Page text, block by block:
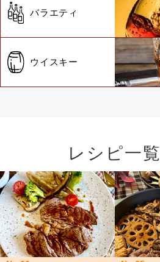
バラエティ
ウイスキー
レシピ一覧